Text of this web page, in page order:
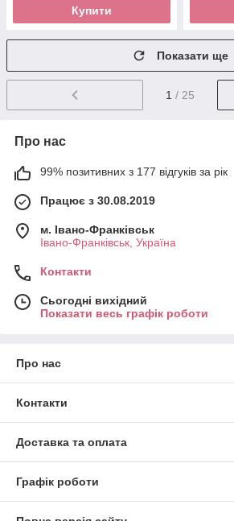
Купити
Показати ще
1 / 25
Про нас
99% позитивних з 177 відгуків за рік
Працює з 30.08.2019
м. Івано-Франківськ
Івано-Франківськ, Україна
Контакти
Сьогодні вихідний
Показати весь графік роботи
Про нас
Контакти
Доставка та оплата
Графік роботи